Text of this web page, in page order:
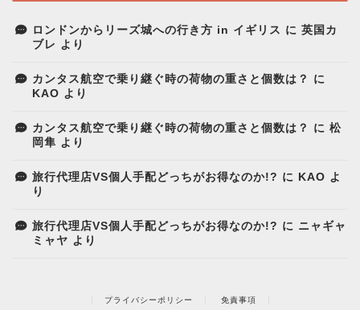
ロンドンからリーズ城への行き方 in イギリス に 英国カ
ブレ より
カンタス航空で乗り継ぐ時の荷物の重さと個数は？
に
KAO より
カンタス航空で乗り継ぐ時の荷物の重さと個数は？ に 松
岡隼 より
旅行代理店VS個人手配どっちがお得なのか!? に KAO よ
り
旅行代理店VS個人手配どっちがお得なのか!? に ニャギャ
ミャヤ より
プライバシーポリシー 免責事項